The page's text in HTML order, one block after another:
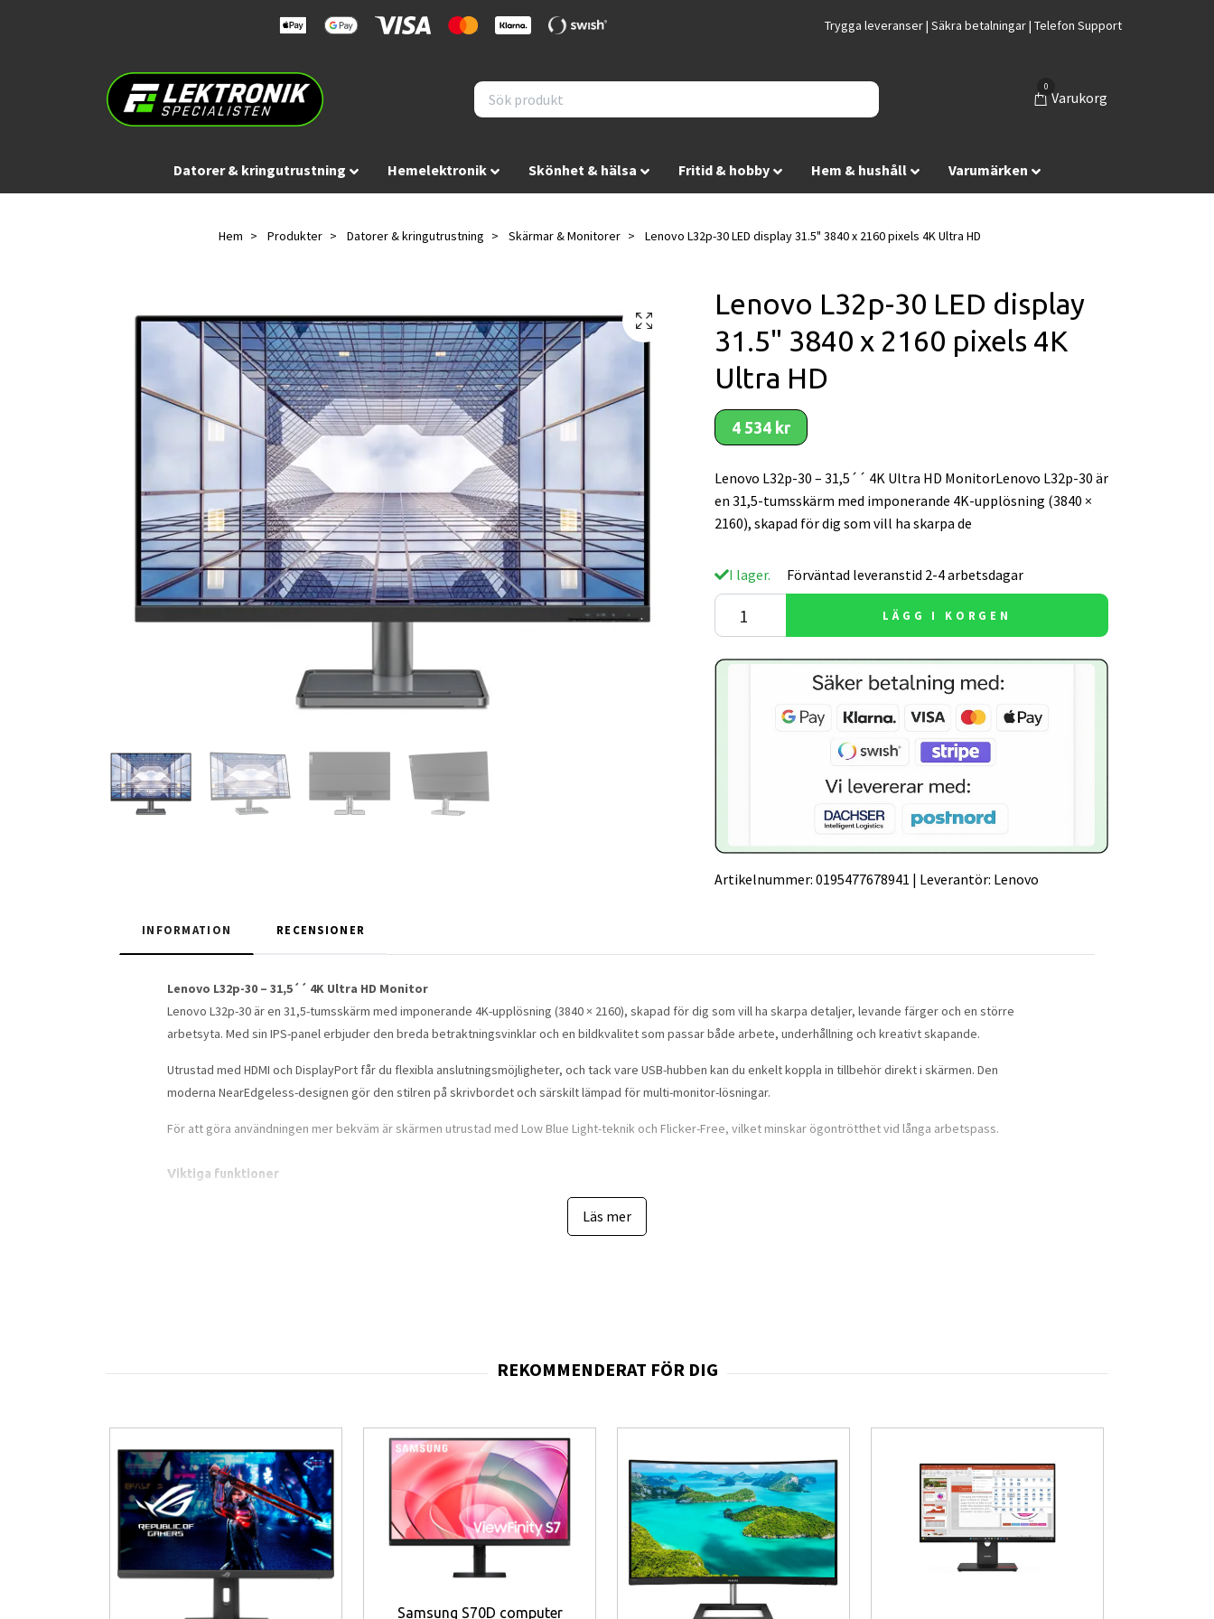
Trygga leveranser | Säkra betalningar | Telefon Support
0
Varukorg
Datorer & kringutrustning Hemelektronik Skönhet & hälsa Fritid & hobby Hem & hushåll Varumärken
Hem Produkter Datorer & kringutrustning Skärmar & Monitorer Lenovo L32p-30 LED display 31.5" 3840 x 2160 pixels 4K Ultra HD
Lenovo L32p-30 LED display
31.5" 3840 x 2160 pixels 4K
Ultra HD
4 534 kr
Lenovo L32p-30 – 31,5´´ 4K Ultra HD MonitorLenovo L32p-30 är
en 31,5-tumsskärm med imponerande 4K-upplösning (3840 ×
2160), skapad för dig som vill ha skarpa de
I lager. Förväntad leveranstid 2-4 arbetsdagar
LÄGG I KORGEN
Artikelnummer: 0195477678941 | Leverantör: Lenovo
INFORMATION RECENSIONER
Lenovo L32p-30 – 31,5´´ 4K Ultra HD Monitor
Lenovo L32p-30 är en 31,5-tumsskärm med imponerande 4K-upplösning (3840 × 2160), skapad för dig som vill ha skarpa detaljer, levande färger och en större
arbetsyta. Med sin IPS-panel erbjuder den breda betraktningsvinklar och en bildkvalitet som passar både arbete, underhållning och kreativt skapande.
Utrustad med HDMI och DisplayPort får du flexibla anslutningsmöjligheter, och tack vare USB-hubben kan du enkelt koppla in tillbehör direkt i skärmen. Den
moderna NearEdgeless-designen gör den stilren på skrivbordet och särskilt lämpad för multi-monitor-lösningar.
För att göra användningen mer bekväm är skärmen utrustad med Low Blue Light-teknik och Flicker-Free, vilket minskar ögontrötthet vid långa arbetspass.
Viktiga funktioner
Garanti: 3 år
Fördelar
4K-upplösningen ger mer detaljer och större arbetsyta jämfört med Full HD.
IPS-panelen levererar levande färger och breda betraktningsvinklar.
USB-hubben gör det smidigare att ansluta kringutrustning.
Läs mer
Samsung S70D computer